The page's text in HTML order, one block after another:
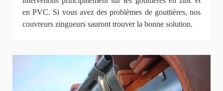
en PVC. Si vous avez des problèmes de gouttières, nos
couvreurs zingueurs sauront trouver la bonne solution.